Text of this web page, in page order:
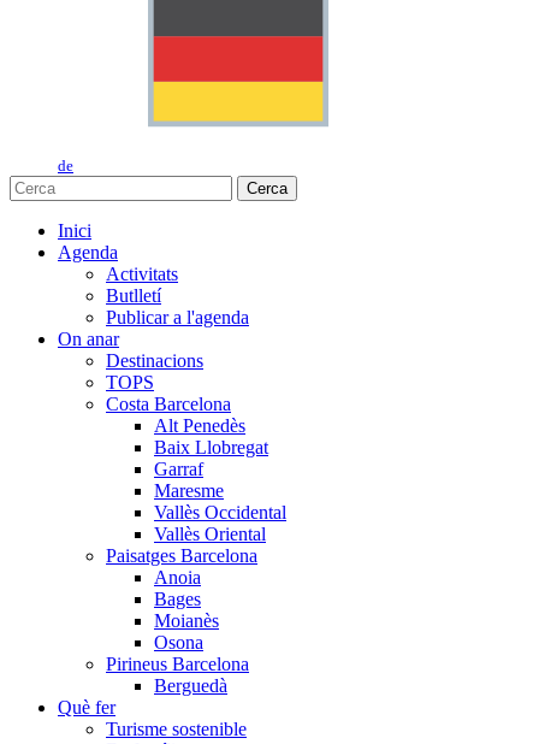
de
Cerca
Inici
Agenda
Activitats
Butlletí
Publicar a l'agenda
On anar
Destinacions
TOPS
Costa Barcelona
Alt Penedès
Baix Llobregat
Garraf
Maresme
Vallès Occidental
Vallès Oriental
Paisatges Barcelona
Anoia
Bages
Moianès
Osona
Pirineus Barcelona
Berguedà
Què fer
Turisme sostenible